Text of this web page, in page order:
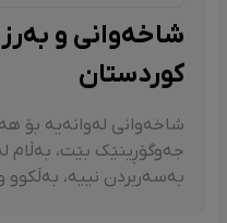
شاخەوانی و
کوردستان
شاخەوانی لەوانەیە بۆ
جەوگۆڕینێک بێت، بەڵام
بەسەربردن نییە،